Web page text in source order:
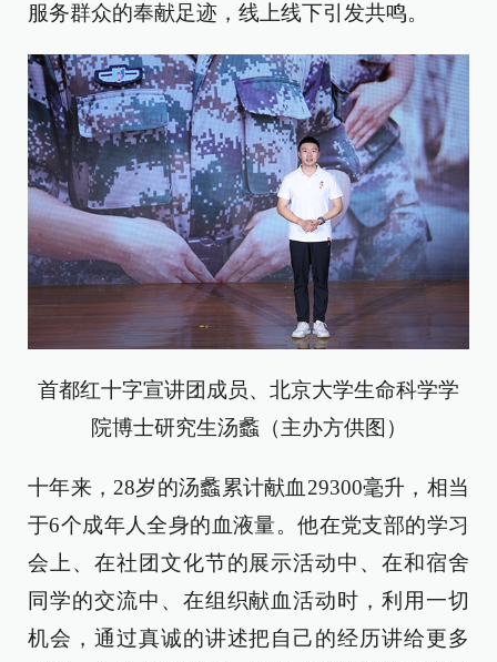
服务群众的奉献足迹，线上线下引发共鸣。
首都红十字宣讲团成员、北京大学生命科学学
院博士研究生汤蠡（主办方供图）
十年来，28岁的汤蠡累计献血29300毫升，相当
于6个成年人全身的血液量。他在党支部的学习
会上、在社团文化节的展示活动中、在和宿舍
同学的交流中、在组织献血活动时，利用一切
机会，通过真诚的讲述把自己的经历讲给更多